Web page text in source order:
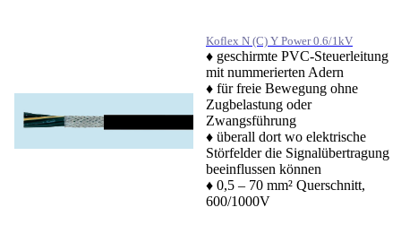
Koflex N (C) Y Power 0.6/1kV
♦ geschirmte PVC-Steuerleitung
mit nummerierten Adern
♦ für freie Bewegung ohne
Zugbelastung oder
Zwangsführung
♦ überall dort wo elektrische
Störfelder die Signalübertragung
beeinflussen können
♦ 0,5 – 70 mm² Querschnitt,
600/1000V